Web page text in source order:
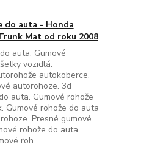
do auta - Honda
Mat od roku 2008
auta. Gumové
vozidlá.
autokoberce.
autorohoze. 3d
auta. Gumové rohože
Gumové rohože do auta
Presné gumové
rohože do auta
roh...